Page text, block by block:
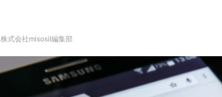
株式会社misosil編集部